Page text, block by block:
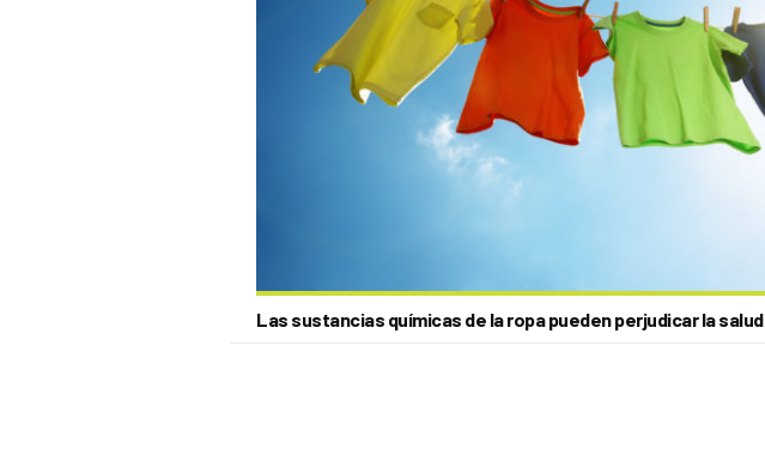
Las sustancias químicas de la ropa pueden perjudicar la salud